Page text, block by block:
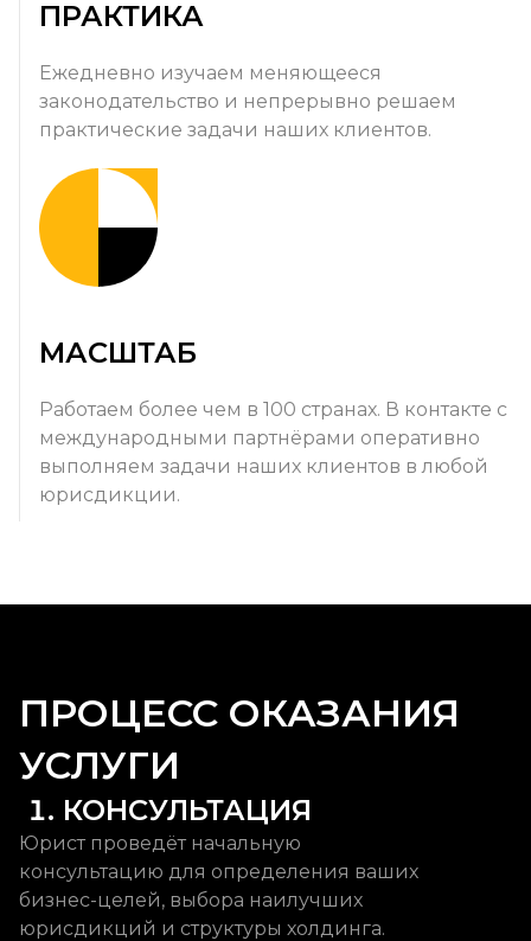
ПРАКТИКА
Ежедневно изучаем меняющееся
законодательство и непрерывно решаем
практические задачи наших клиентов.
МАСШТАБ
Работаем более чем в 100 странах. В контакте с
международными партнёрами оперативно
выполняем задачи наших клиентов в любой
юрисдикции.
ПРОЦЕСС ОКАЗАНИЯ
УСЛУГИ
1. КОНСУЛЬТАЦИЯ
Юрист проведёт начальную
консультацию для определения ваших
бизнес-целей, выбора наилучших
юрисдикций и структуры холдинга.